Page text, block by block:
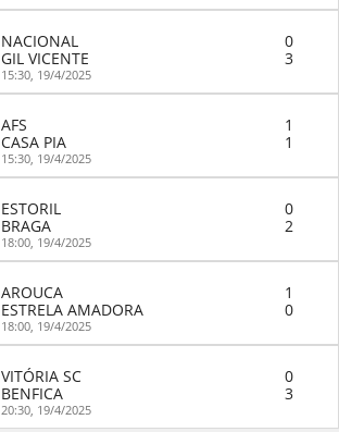
NACIONAL
0
GIL VICENTE
3
15:30, 19/4/2025
AFS
1
CASA PIA
1
15:30, 19/4/2025
ESTORIL
0
BRAGA
2
18:00, 19/4/2025
AROUCA
1
ESTRELA AMADORA
0
18:00, 19/4/2025
VITÓRIA SC
0
BENFICA
3
20:30, 19/4/2025